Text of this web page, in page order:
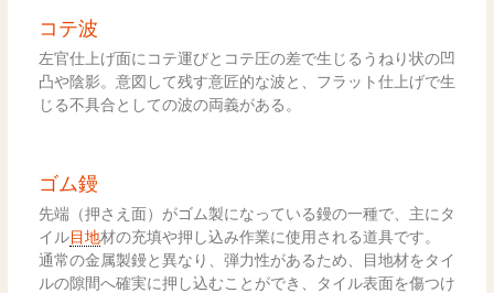
コテ波
左官仕上げ面にコテ運びとコテ圧の差で生じるうねり状の凹
凸や陰影。意図して残す意匠的な波と、フラット仕上げで生
じる不具合としての波の両義がある。
ゴム鏝
先端（押さえ面）がゴム製になっている鏝の一種で、主にタ
イル目地材の充填や押し込み作業に使用される道具です。
通常の金属製鏝と異なり、弾力性があるため、目地材をタイ
ルの隙間へ確実に押し込むことができ、タイル表面を傷つけ